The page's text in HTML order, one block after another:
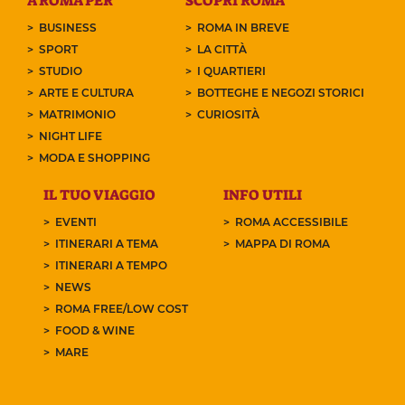
BUSINESS
SPORT
STUDIO
ARTE E CULTURA
MATRIMONIO
NIGHT LIFE
MODA E SHOPPING
ROMA IN BREVE
LA CITTÀ
I QUARTIERI
BOTTEGHE E NEGOZI STORICI
CURIOSITÀ
IL TUO VIAGGIO
EVENTI
ITINERARI A TEMA
ITINERARI A TEMPO
NEWS
ROMA FREE/LOW COST
FOOD & WINE
MARE
INFO UTILI
ROMA ACCESSIBILE
MAPPA DI ROMA